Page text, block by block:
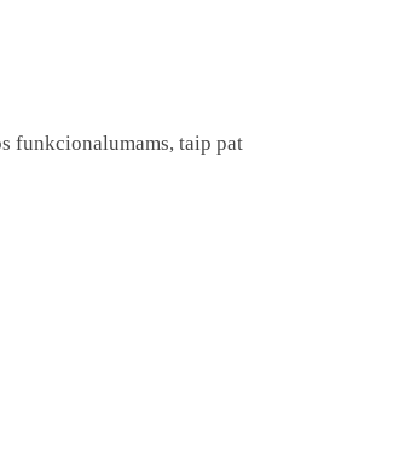
funkcionalumams, taip pat